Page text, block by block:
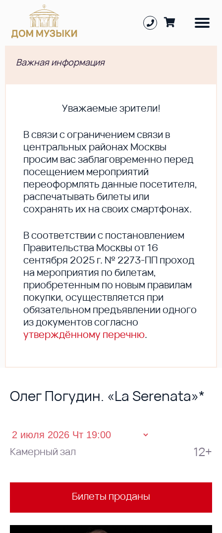
Важная информация
Уважаемые зрители!
В cвязи с ограничением связи в
центральных районах Москвы
просим вас заблаговременно перед
посещением мероприятий
переоформлять данные посетителя,
распечатывать билеты или
сохранять их на своих смартфонах.
В соответствии с постановлением
Правительства Москвы от 16
сентября 2025 г. № 2273-ПП проход
на мероприятия по билетам,
приобретенным по новым правилам
покупки, осуществляется при
обязательном предъявлении одного
из документов согласно
утверждённому перечню.
Олег Погудин. «La Serenata»*
Камерный зал 12+
Билеты проданы